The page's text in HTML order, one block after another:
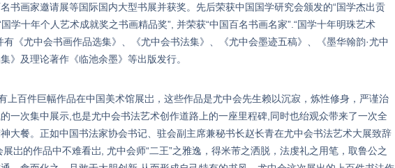
书画家邀请展等国际国内大型书展并获奖。先后荣获中国国学研究会颁发的“国学杰出贡
国学十年个人艺术成就奖之书画精品奖”, 并荣获“中国百名书画名家”.“国学十年明珠艺术
有《尤中会书画作品选集》、《尤中会书法集》、《尤中会墨迹五稿》、《墨华翰韵·尤中
》及理论著作《临池余墨》等出版发行。
百件巨幅作品在中国美术馆展岀，这些作品是尤中会先生赖以沉寂，炼性修身，严谨治
一次集中展示,也是尤中会书法艺术创作道路上的一座里程碑,同时也绐观众带来了一次全
大餐。正如中国书法家协会书记、驻会副主席兼秘书长赵长青在尤中会书法艺术大展致辞
岀的作品中不难看岀, 尤中会师“二王”之雅逸，得米芾之洒脱，法虔礼之用笔，取鲁公之